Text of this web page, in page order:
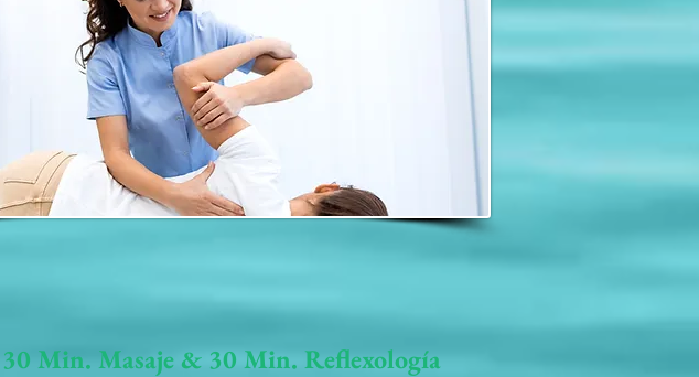
30 Min. Masaje & 30 Min. Reflexología